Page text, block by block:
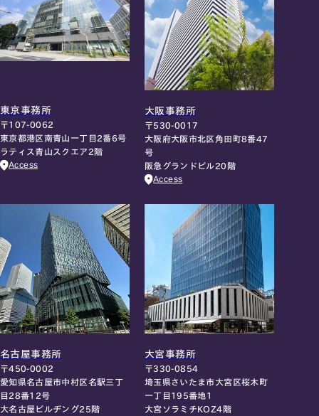
450-0002
知県名古屋市中村区名駅三丁目28
12号
名古屋ビルヂング25階
Access
〒330-0854
埼玉県さいたま市大宮区桜木町一丁目
195番地1
大宮ソラミチKOZ4階
Access
東京事務所
〒107-0062
東京都港区南青山一丁目2番6号
ラティス青山スクエア2階
Access
大阪事務所
〒530-0017
大阪府大阪市北区角田町8番47
号
阪急グランドビル20階
Access
名古屋事務所
〒450-0002
愛知県名古屋市中村区名駅三丁
目28番12号
大名古屋ビルヂング25階
大宮事務所
〒330-0854
埼玉県さいたま市大宮区桜木町
一丁目195番地1
大宮ソラミチKOZ4階